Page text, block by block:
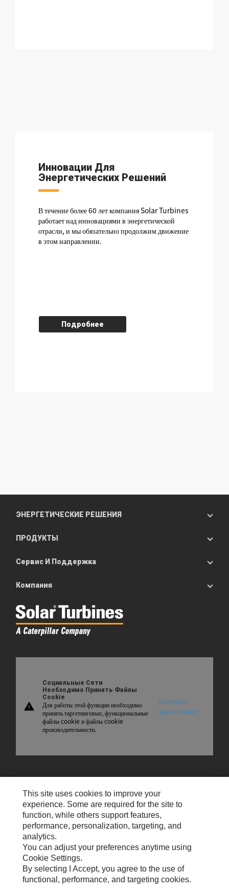
Инновации Для
Энергетических Решений
В течение более 60 лет компания Solar Turbines
работает над инновациями в энергетической
отрасли, и мы обязательно продолжим движение
в этом направлении.
Подробнее
ЭНЕРГЕТИЧЕСКИЕ РЕШЕНИЯ
ПРОДУКТЫ
Сервис И Поддержка
Компания
warning
Социальные Сети
Необходимо Принять Файлы
Cookie
Для работы этой функции необходимо
принять таргетинговые, функциональные
файлы cookie и файлы cookie
производительности.
Настройки
файлов cookie
Свяжитесь С Нами
Настройки Электронной Почты
Cookie Settings
Юридическая Информация
Конфиденциальность Личных Данных
This site uses cookies to improve your
experience. Some are required for the site to
function, while others support features,
performance, personalization, targeting, and
analytics.
You can adjust your preferences anytime using
Cookie Settings.
By selecting I Accept, you agree to the use of
functional, performance, and targeting cookies.